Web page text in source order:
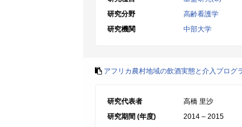
研究分野
高齢看護学
研究機関
中部大学
アフリカ農村地域の飲酒実態と介入プログ
研究代表者
高橋 里沙
研究期間 (年度)
2014 – 2015